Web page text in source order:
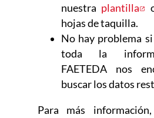
nuestra plantilla
hojas de taquilla.
No hay problema
toda la
FAETEDA nos
buscar los datos
Para más